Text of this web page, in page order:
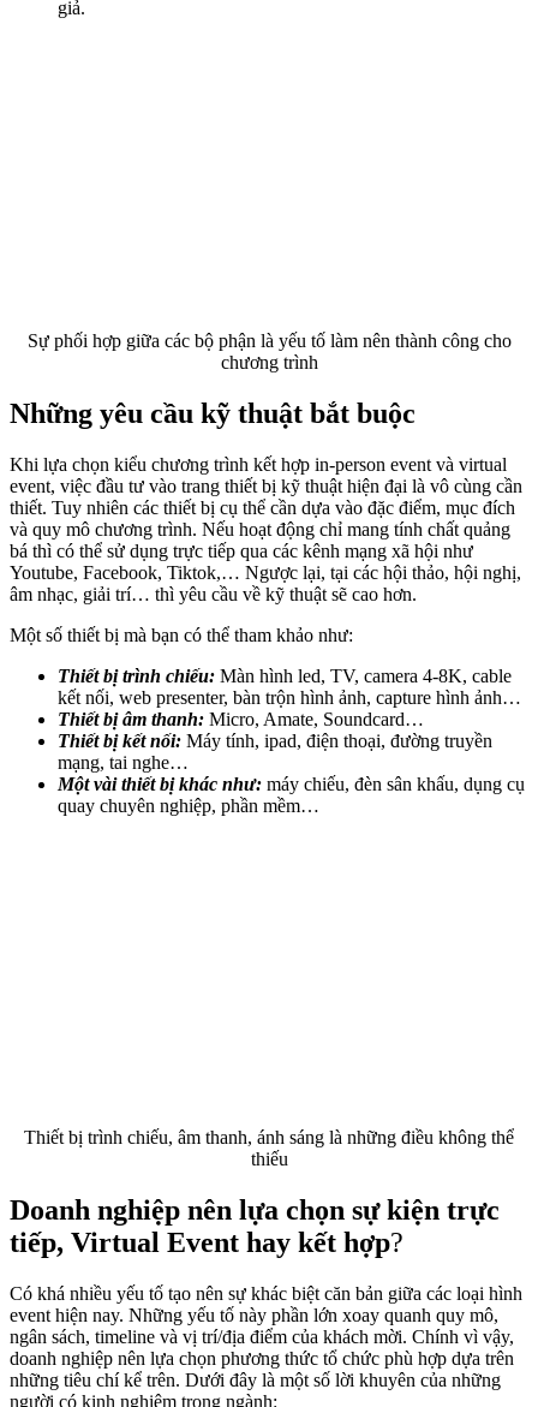
giả.
Sự phối hợp giữa các bộ phận là yếu tố làm nên thành công cho
chương trình
Những yêu cầu kỹ thuật bắt buộc
Khi lựa chọn kiểu chương trình kết hợp in-person event và virtual
event, việc đầu tư vào trang thiết bị kỹ thuật hiện đại là vô cùng cần
thiết. Tuy nhiên các thiết bị cụ thể cần dựa vào đặc điểm, mục đích
và quy mô chương trình. Nếu hoạt động chỉ mang tính chất quảng
bá thì có thể sử dụng trực tiếp qua các kênh mạng xã hội như
Youtube, Facebook, Tiktok,… Ngược lại, tại các hội thảo, hội nghị,
âm nhạc, giải trí… thì yêu cầu về kỹ thuật sẽ cao hơn.
Một số thiết bị mà bạn có thể tham khảo như:
Thiết bị trình chiếu: Màn hình led, TV, camera 4-8K, cable
kết nối, web presenter, bàn trộn hình ảnh, capture hình ảnh…
Thiết bị âm thanh: Micro, Amate, Soundcard…
Thiết bị kết nối: Máy tính, ipad, điện thoại, đường truyền
mạng, tai nghe…
Một vài thiết bị khác như: máy chiếu, đèn sân khấu, dụng cụ
quay chuyên nghiệp, phần mềm…
Thiết bị trình chiếu, âm thanh, ánh sáng là những điều không thể
thiếu
Doanh nghiệp nên lựa chọn sự kiện trực
tiếp, Virtual Event hay kết hợp?
Có khá nhiều yếu tố tạo nên sự khác biệt căn bản giữa các loại hình
event hiện nay. Những yếu tố này phần lớn xoay quanh quy mô,
ngân sách, timeline và vị trí/địa điểm của khách mời. Chính vì vậy,
doanh nghiệp nên lựa chọn phương thức tổ chức phù hợp dựa trên
những tiêu chí kể trên. Dưới đây là một số lời khuyên của những
người có kinh nghiệm trong ngành: